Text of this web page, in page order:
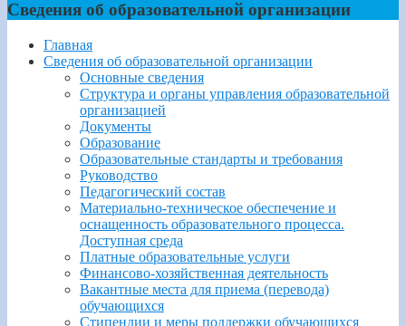
Сведения об образовательной организации
Главная
Сведения об образовательной организации
Основные сведения
Структура и органы управления образовательной
организацией
Документы
Образование
Образовательные стандарты и требования
Руководство
Педагогический состав
Материально-техническое обеспечение и
оснащенность образовательного процесса.
Доступная среда
Платные образовательные услуги
Финансово-хозяйственная деятельность
Вакантные места для приема (перевода)
обучающихся
Стипендии и меры поддержки обучающихся